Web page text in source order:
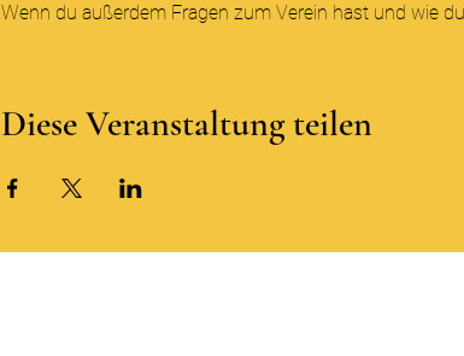
Wenn du außerdem Fragen zum Verein hast und wie
Diese Veranstaltung teilen